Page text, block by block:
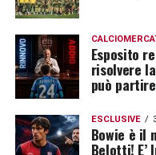
Esposito
risolvere
può partire
ESCLUSIVE
Bowie è il
Belotti! E’